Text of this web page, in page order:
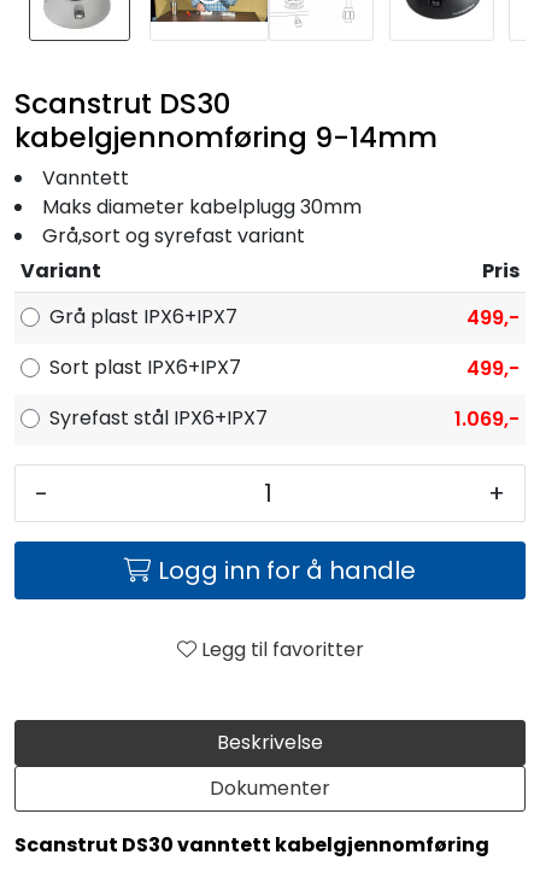
Beskrivelse
Dokumenter
Scanstrut DS30 vanntett kabelgjennomføring
Scanstrut DS30
kabelgjennomføring 9-14mm
Vanntett
Maks diameter kabelplugg 30mm
Grå,sort og syrefast variant
Variant
Pris
Grå plast IPX6+IPX7
499,-
Sort plast IPX6+IPX7
499,-
Syrefast stål IPX6+IPX7
1.069,-
- +
Logg inn for å handle
Legg til favoritter